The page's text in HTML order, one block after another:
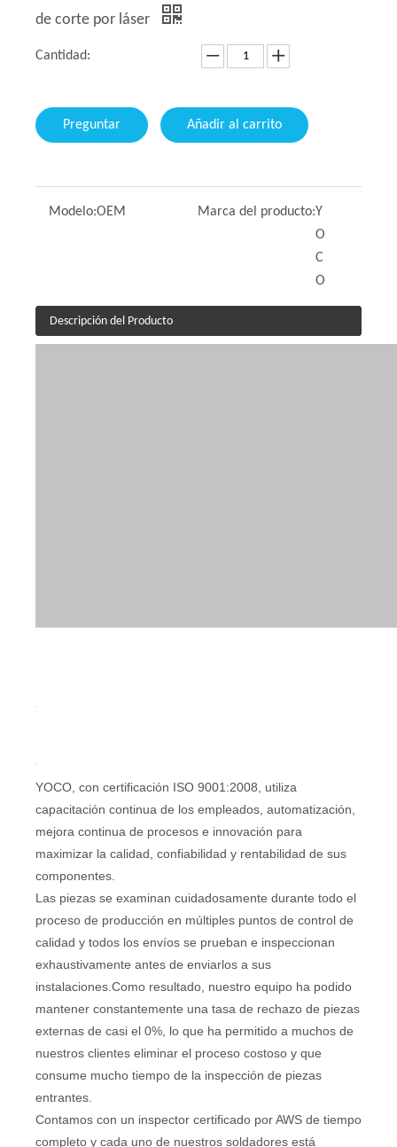
de corte por láser
Cantidad:
Preguntar Añadir al carrito
Modelo:OEM Marca del producto:Y
O
C
O
Descripción del Producto
YOCO, con certificación ISO 9001:2008, utiliza
capacitación continua de los empleados, automatización,
mejora continua de procesos e innovación para
maximizar la calidad, confiabilidad y rentabilidad de sus
componentes.
Las piezas se examinan cuidadosamente durante todo el
proceso de producción en múltiples puntos de control de
calidad y todos los envíos se prueban e inspeccionan
exhaustivamente antes de enviarlos a sus
instalaciones.Como resultado, nuestro equipo ha podido
mantener constantemente una tasa de rechazo de piezas
externas de casi el 0%, lo que ha permitido a muchos de
nuestros clientes eliminar el proceso costoso y que
consume mucho tiempo de la inspección de piezas
entrantes.
Contamos con un inspector certificado por AWS de tiempo
completo y cada uno de nuestros soldadores está